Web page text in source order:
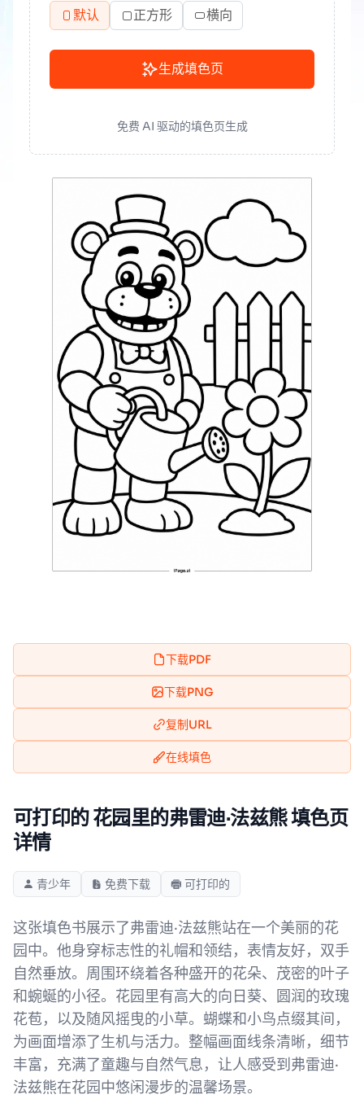
默认 正方形 横向
生成填色页
免费 AI 驱动的填色页生成
下载PDF
下载PNG
复制URL
在线填色
可打印的 花园里的弗雷迪·法兹熊 填色页
详情
青少年 免费下载 可打印的
这张填色书展示了弗雷迪·法兹熊站在一个美丽的花
园中。他身穿标志性的礼帽和领结，表情友好，双手
自然垂放。周围环绕着各种盛开的花朵、茂密的叶子
和蜿蜒的小径。花园里有高大的向日葵、圆润的玫瑰
花苞，以及随风摇曳的小草。蝴蝶和小鸟点缀其间，
为画面增添了生机与活力。整幅画面线条清晰，细节
丰富，充满了童趣与自然气息，让人感受到弗雷迪·
法兹熊在花园中悠闲漫步的温馨场景。